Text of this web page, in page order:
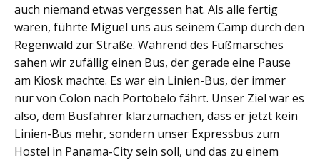
auch niemand etwas vergessen hat. Als alle fertig
waren, führte Miguel uns aus seinem Camp durch den
Regenwald zur Straße. Während des Fußmarsches
sahen wir zufällig einen Bus, der gerade eine Pause
am Kiosk machte. Es war ein Linien-Bus, der immer
nur von Colon nach Portobelo fährt. Unser Ziel war es
also, dem Busfahrer klarzumachen, dass er jetzt kein
Linien-Bus mehr, sondern unser Expressbus zum
Hostel in Panama-City sein soll, und das zu einem